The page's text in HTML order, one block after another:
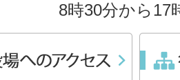
8時30分から17